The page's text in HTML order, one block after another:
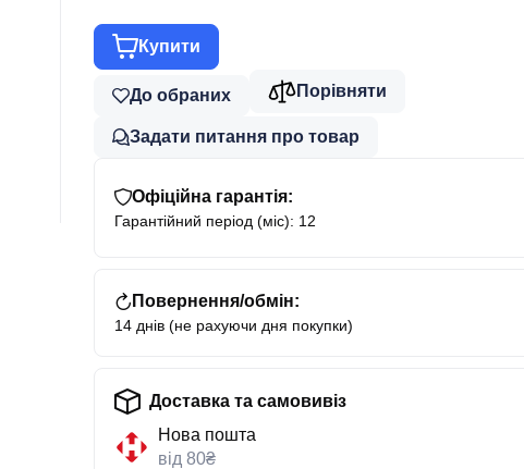
Купити
До обраних Порівняти
Задати питання про товар
Офіційна гарантія:
Гарантійний період (міс): 12
Повернення/обмін:
14 днів (не рахуючи дня покупки)
Доставка та самовивіз
Нова пошта
від 80₴